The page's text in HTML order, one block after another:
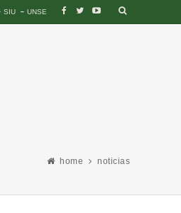
SIU UNSE
home noticias